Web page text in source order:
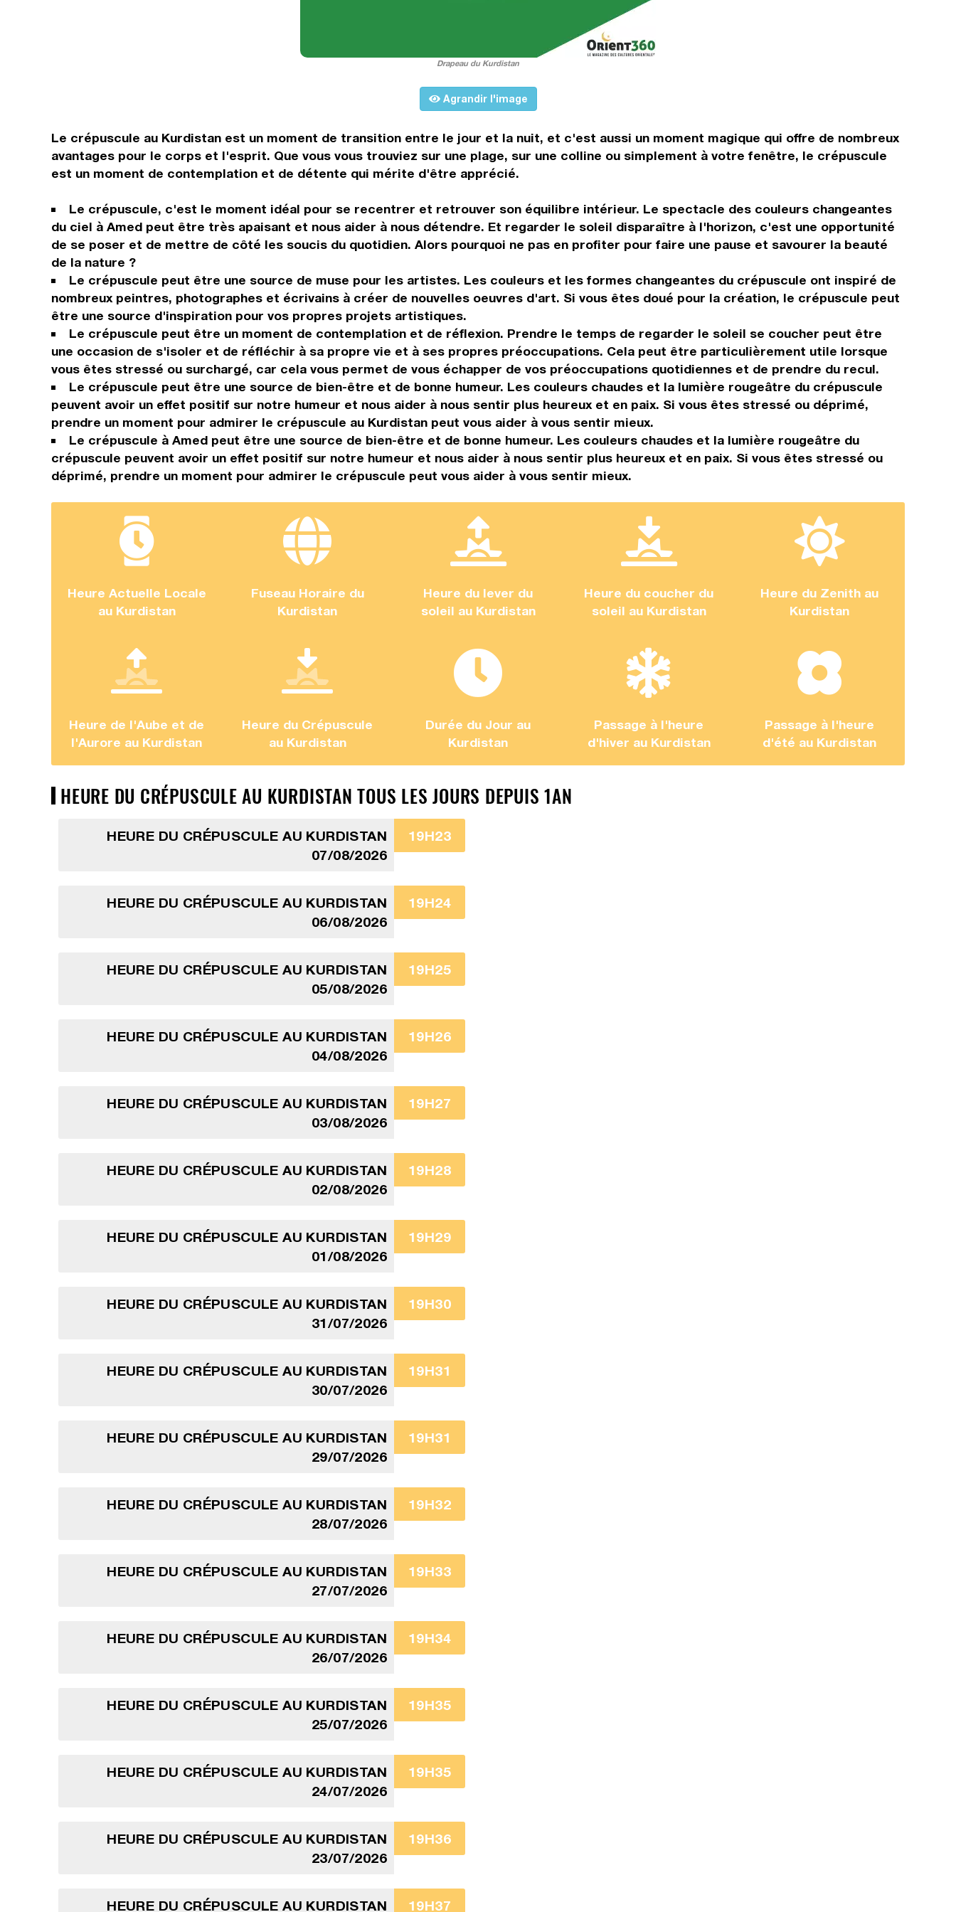
Drapeau du Kurdistan
Agrandir l'image
Le crépuscule au Kurdistan est un moment de transition entre le jour et la nuit, et c'est aussi un moment magique qui offre de nombreux
avantages pour le corps et l'esprit. Que vous vous trouviez sur une plage, sur une colline ou simplement à votre fenêtre, le crépuscule
est un moment de contemplation et de détente qui mérite d'être apprécié.
Le crépuscule, c'est le moment idéal pour se recentrer et retrouver son équilibre intérieur. Le spectacle des couleurs changeantes
du ciel à Amed peut être très apaisant et nous aider à nous détendre. Et regarder le soleil disparaître à l'horizon, c'est une opportunité
de se poser et de mettre de côté les soucis du quotidien. Alors pourquoi ne pas en profiter pour faire une pause et savourer la beauté
de la nature ?
Le crépuscule peut être une source de muse pour les artistes. Les couleurs et les formes changeantes du crépuscule ont inspiré de
nombreux peintres, photographes et écrivains à créer de nouvelles oeuvres d'art. Si vous êtes doué pour la création, le crépuscule peut
être une source d'inspiration pour vos propres projets artistiques.
Le crépuscule peut être un moment de contemplation et de réflexion. Prendre le temps de regarder le soleil se coucher peut être
une occasion de s'isoler et de réfléchir à sa propre vie et à ses propres préoccupations. Cela peut être particulièrement utile lorsque
vous êtes stressé ou surchargé, car cela vous permet de vous échapper de vos préoccupations quotidiennes et de prendre du recul.
Le crépuscule peut être une source de bien-être et de bonne humeur. Les couleurs chaudes et la lumière rougeâtre du crépuscule
peuvent avoir un effet positif sur notre humeur et nous aider à nous sentir plus heureux et en paix. Si vous êtes stressé ou déprimé,
prendre un moment pour admirer le crépuscule au Kurdistan peut vous aider à vous sentir mieux.
Le crépuscule à Amed peut être une source de bien-être et de bonne humeur. Les couleurs chaudes et la lumière rougeâtre du
crépuscule peuvent avoir un effet positif sur notre humeur et nous aider à nous sentir plus heureux et en paix. Si vous êtes stressé ou
déprimé, prendre un moment pour admirer le crépuscule peut vous aider à vous sentir mieux.
Heure Actuelle Locale
au Kurdistan
Fuseau Horaire du
Kurdistan
Heure du lever du
soleil au Kurdistan
Heure du coucher du
soleil au Kurdistan
Heure du Zenith au
Kurdistan
Heure de l'Aube et de
l'Aurore au Kurdistan
Heure du Crépuscule
au Kurdistan
Durée du Jour au
Kurdistan
Passage à l'heure
d'hiver au Kurdistan
Passage à l'heure
d'été au Kurdistan
HEURE DU CRÉPUSCULE AU KURDISTAN TOUS LES JOURS DEPUIS 1AN
HEURE DU CRÉPUSCULE AU KURDISTAN
07/08/2026
19H23
HEURE DU CRÉPUSCULE AU KURDISTAN
06/08/2026
19H24
HEURE DU CRÉPUSCULE AU KURDISTAN
05/08/2026
19H25
HEURE DU CRÉPUSCULE AU KURDISTAN
04/08/2026
19H26
HEURE DU CRÉPUSCULE AU KURDISTAN
03/08/2026
19H27
HEURE DU CRÉPUSCULE AU KURDISTAN
02/08/2026
19H28
HEURE DU CRÉPUSCULE AU KURDISTAN
01/08/2026
19H29
HEURE DU CRÉPUSCULE AU KURDISTAN
31/07/2026
19H30
HEURE DU CRÉPUSCULE AU KURDISTAN
30/07/2026
19H31
HEURE DU CRÉPUSCULE AU KURDISTAN
29/07/2026
19H31
HEURE DU CRÉPUSCULE AU KURDISTAN
28/07/2026
19H32
HEURE DU CRÉPUSCULE AU KURDISTAN
27/07/2026
19H33
HEURE DU CRÉPUSCULE AU KURDISTAN
26/07/2026
19H34
HEURE DU CRÉPUSCULE AU KURDISTAN
25/07/2026
19H35
HEURE DU CRÉPUSCULE AU KURDISTAN
24/07/2026
19H35
HEURE DU CRÉPUSCULE AU KURDISTAN
23/07/2026
19H36
HEURE DU CRÉPUSCULE AU KURDISTAN 19H37